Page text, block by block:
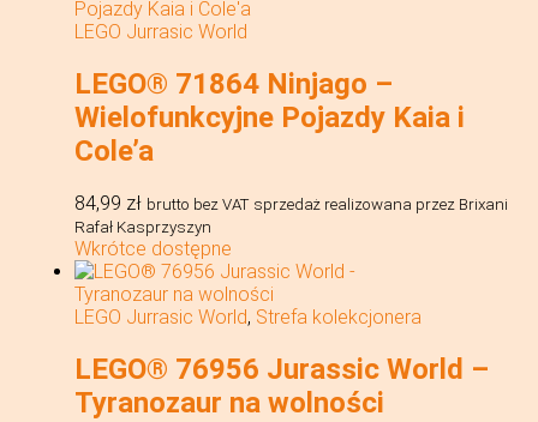
LEGO Jurrasic World
LEGO® 71864 Ninjago –
Wielofunkcyjne Pojazdy Kaia i
Cole’a
84,99 zł brutto bez VAT sprzedaż realizowana przez Brixani
Rafał Kasprzyszyn
Wkrótce dostępne
LEGO Jurrasic World, Strefa kolekcjonera
LEGO® 76956 Jurassic World –
Tyranozaur na wolności